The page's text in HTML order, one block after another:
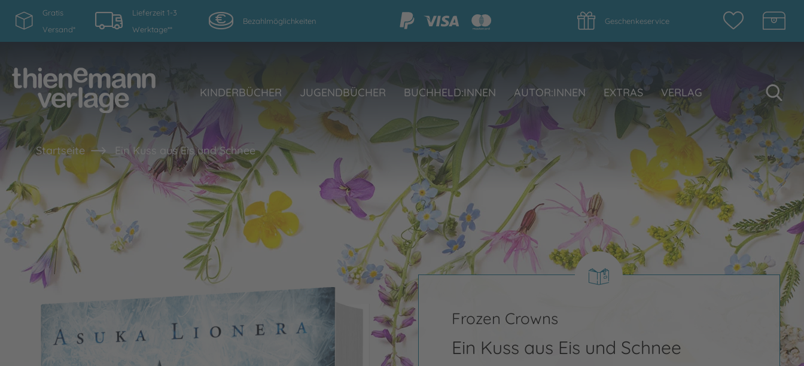
Gratis
Versand*
Lieferzeit 1-3
Werktage**
Bezahlmöglichkeiten Geschenkeservice
KINDERBÜCHER JUGENDBÜCHER BUCHHELD:INNEN AUTOR:INNEN EXTRAS VERLAG
Startseite Ein Kuss aus Eis und Schnee
Frozen Crowns
Ein Kuss aus Eis und Schnee